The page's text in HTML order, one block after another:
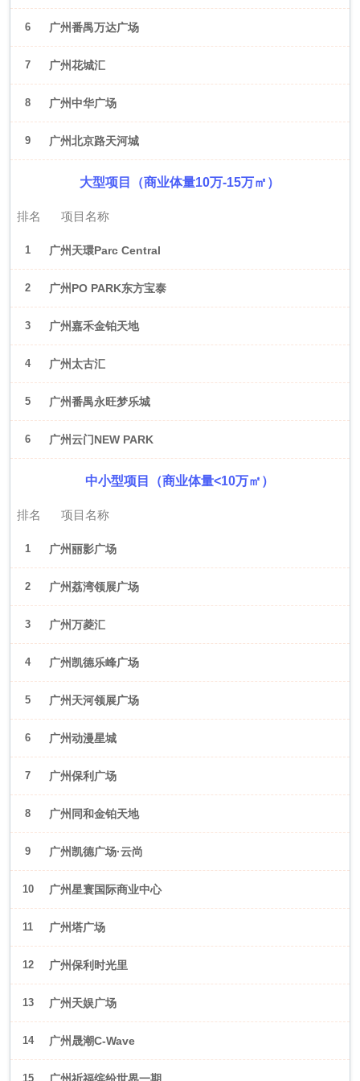
6 广州番禺万达广场
7 广州花城汇
8 广州中华广场
9 广州北京路天河城
大型项目（商业体量10万-15万㎡）
排名 项目名称
1 广州天環Parc Central
2 广州PO PARK东方宝泰
3 广州嘉禾金铂天地
4 广州太古汇
5 广州番禺永旺梦乐城
6 广州云门NEW PARK
中小型项目（商业体量<10万㎡）
排名 项目名称
1 广州丽影广场
2 广州荔湾领展广场
3 广州万菱汇
4 广州凯德乐峰广场
5 广州天河领展广场
6 广州动漫星城
7 广州保利广场
8 广州同和金铂天地
9 广州凯德广场·云尚
10 广州星寰国际商业中心
11 广州塔广场
12 广州保利时光里
13 广州天娱广场
14 广州晟潮C-Wave
15